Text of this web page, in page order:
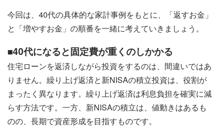
今回は、40代の具体的な家計事例をもとに、「返すお金」
と「増やすお金」の順番を一緒に考えていきましょう。
■40代になると固定費が重くのしかかる
住宅ローンを返済しながら投資をするのは、間違いではあ
りません。繰り上げ返済と新NISAの積立投資は、役割が
まったく異なります。繰り上げ返済は利息負担を確実に減
らす方法です。一方、新NISAの積立は、値動きはあるも
のの、長期で資産形成を目指すものです。